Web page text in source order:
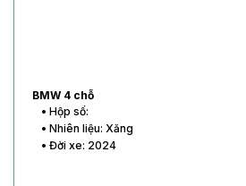
BMW 4 chỗ
• Hộp số:
• Nhiên liệu: Xăng
• Đời xe: 2024